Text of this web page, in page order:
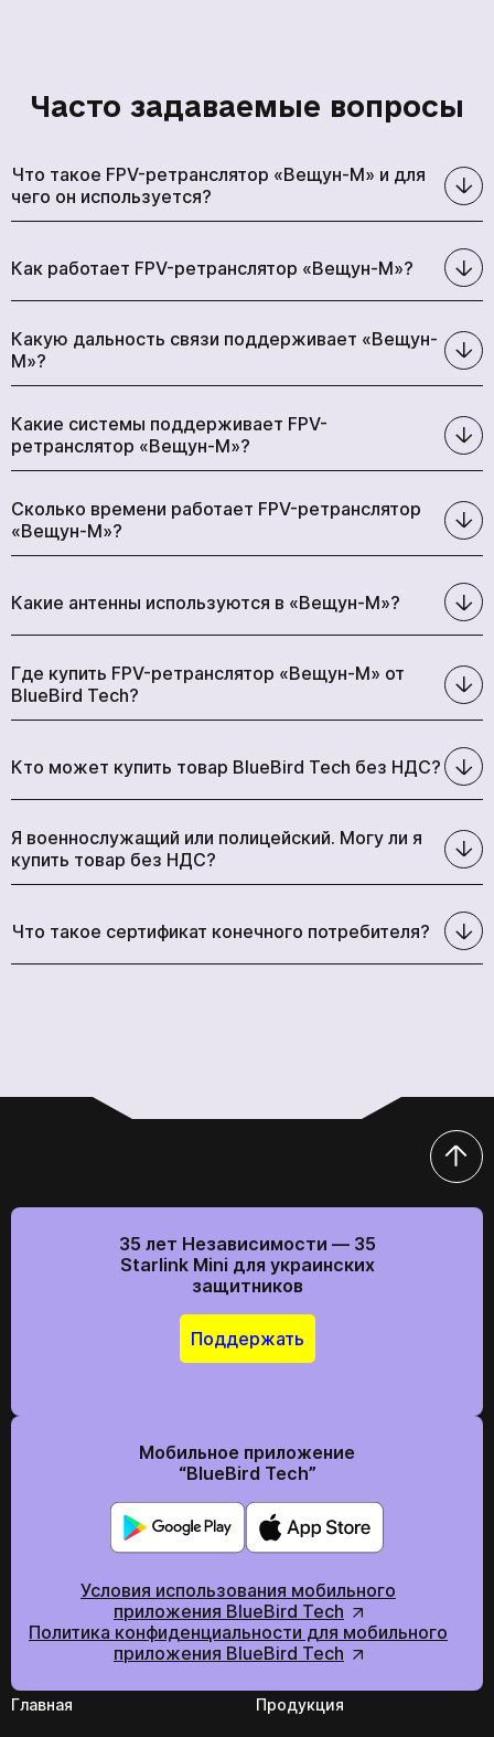
Часто задаваемые вопросы
Что такое FPV-ретранслятор «Вещун-М» и для
чего он используется?
Как работает FPV-ретранслятор «Вещун-М»?
Какую дальность связи поддерживает «Вещун-
М»?
Какие системы поддерживает FPV-
ретранслятор «Вещун-М»?
Сколько времени работает FPV-ретранслятор
«Вещун-М»?
Какие антенны используются в «Вещун-М»?
Где купить FPV-ретранслятор «Вещун-М» от
BlueBird Tech?
Кто может купить товар BlueBird Tech без НДС?
Я военнослужащий или полицейский. Могу ли я
купить товар без НДС?
Что такое сертификат конечного потребителя?
35 лет Независимости — 35
Starlink Mini для украинских
защитников
Поддержать
Мобильное приложение
“BlueBird Tech”
Условия использования мобильного
приложения BlueBird Tech
Политика конфиденциальности для мобильного
приложения BlueBird Tech
Главная Продукция